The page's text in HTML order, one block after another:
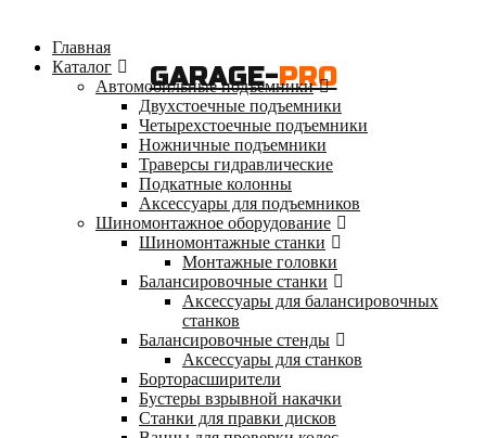
GARAGE-PRO
Главная
Каталог
Автомобильные подъемники
Двухстоечные подъемники
Четырехстоечные подъемники
Ножничные подъемники
Траверсы гидравлические
Подкатные колонны
Аксессуары для подъемников
Шиномонтажное оборудование
Шиномонтажные станки
Монтажные головки
Балансировочные станки
Аксессуары для балансировочных
станков
Балансировочные стенды
Аксессуары для станков
Борторасширители
Бустеры взрывной накачки
Станки для правки дисков